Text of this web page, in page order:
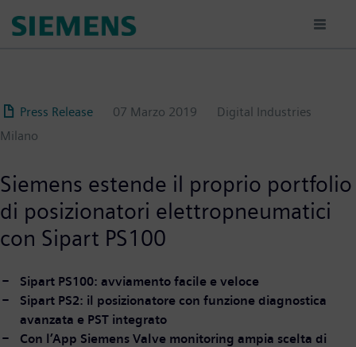
Press Release 07 Marzo 2019
Digital Industries
Milano
Siemens estende il proprio portfolio
di posizionatori elettropneumatici
con Sipart PS100
Sipart PS100: avviamento facile e veloce
Sipart PS2: il posizionatore con funzione diagnostica
avanzata e PST integrato
Con l’App Siemens Valve monitoring ampia scelta di